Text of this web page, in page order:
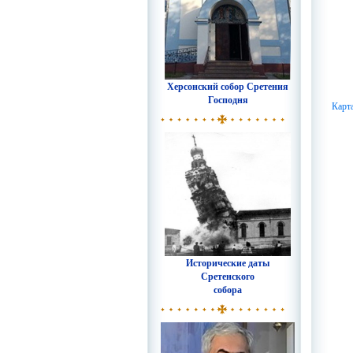
Херсонский собор Сретения
Господня
Исторические даты
Сретенского
собора